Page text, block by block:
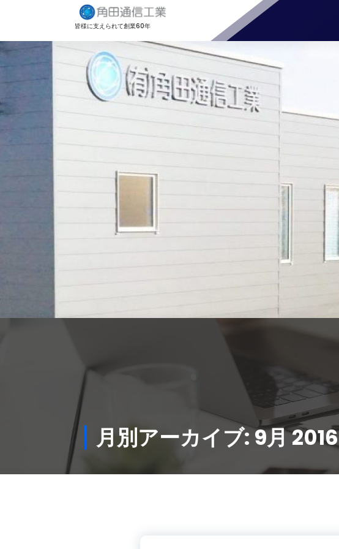
ン
ツ
へ
キ
皆様に支えられて創業60年
月別アーカイブ: 9月 2016